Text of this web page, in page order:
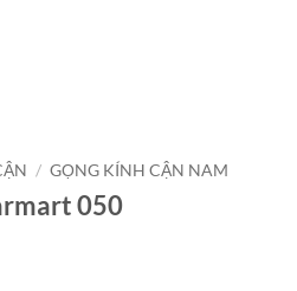
/ GỌNG KÍNH CẬN NAM
050